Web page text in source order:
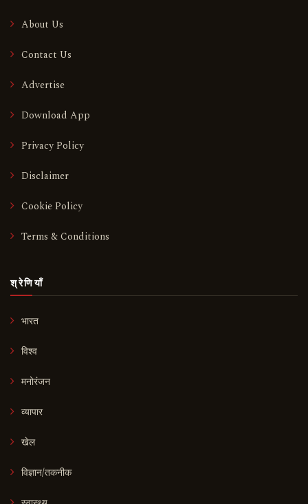
About Us
Contact Us
Advertise
Download App
Privacy Policy
Disclaimer
Cookie Policy
Terms & Conditions
श्रेणियाँ
भारत
विश्व
मनोरंजन
व्यापार
खेल
विज्ञान/तकनीक